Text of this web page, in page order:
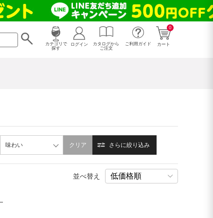
カテゴリで
探す
0
カート
ログイン
カタログから
ご注文
ご利用ガイド
味わい クリア さらに絞り込み
並べ替え